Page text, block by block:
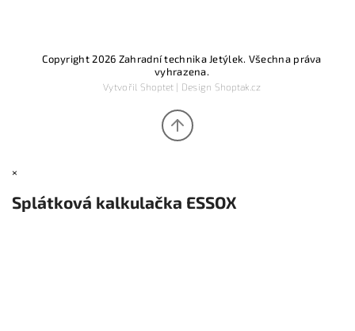
Copyright 2026 Zahradní technika Jetýlek. Všechna práva
vyhrazena.
Vytvořil Shoptet| Design Shoptak.cz
×
Splátková kalkulačka ESSOX